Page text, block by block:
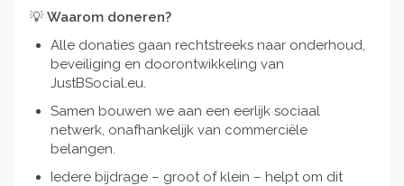
💡 Waarom doneren?
Alle donaties gaan rechtstreeks naar onderhoud,
beveiliging en doorontwikkeling van
JustBSocial.eu.
Samen bouwen we aan een eerlijk sociaal
netwerk, onafhankelijk van commerciële
belangen.
Iedere bijdrage – groot of klein – helpt om dit